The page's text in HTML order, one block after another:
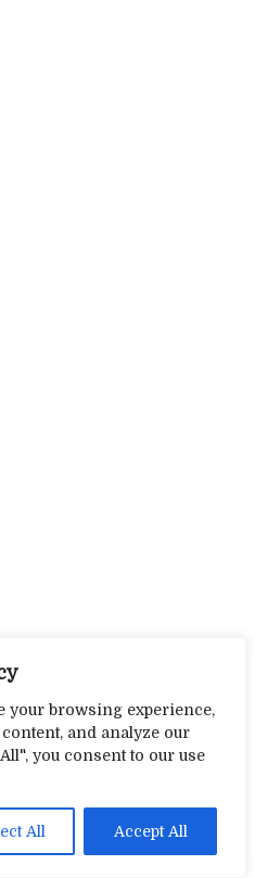
your browsing experience,
and analyze our
you consent to our use
All Accept All